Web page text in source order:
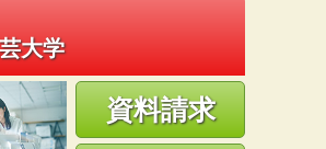
大学
資料請求